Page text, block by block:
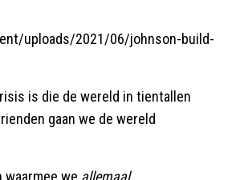
uploads/2021/06/johnson-build-
is die de wereld in tientallen
gaan we de wereld
we allemaal